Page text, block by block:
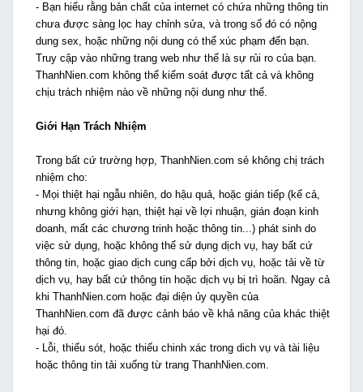
- Bạn hiểu rằng bản chất của internet có chứa những thông tin
chưa được sàng lọc hay chỉnh sửa, và trong số đó có nộng
dung sex, hoặc những nội dung có thể xúc phạm đến bạn.
Truy cập vào những trang web như thế là sự rủi ro của bạn.
ThanhNien.com không thể kiểm soát được tất cả và không
chịu trách nhiệm nào về những nội dung như thế.
Giới Hạn Trách Nhiệm
Trong bất cứ trường hợp, ThanhNien.com sẻ không chị trách
nhiệm cho:
- Mọi thiệt hại ngẫu nhiên, do hậu quả, hoặc gián tiếp (kể cả,
nhưng không giới hạn, thiệt hại về lợi nhuận, gián đoạn kinh
doanh, mất các chương trinh hoặc thông tin...) phát sinh do
việc sử dụng, hoặc không thể sử dụng dịch vụ, hay bất cứ
thông tin, hoặc giao dịch cung cấp bởi dịch vụ, hoặc tải về từ
dịch vụ, hay bất cứ thông tin hoặc dịch vụ bị trì hoãn. Ngay cả
khi ThanhNien.com hoặc đại diện ủy quyền của
ThanhNien.com đã được cảnh báo về khả năng của khác thiệt
hại đó.
- Lỗi, thiếu sót, hoặc thiếu chinh xác trong dich vụ và tài liệu
hoặc thông tin tải xuống từ trang ThanhNien.com.